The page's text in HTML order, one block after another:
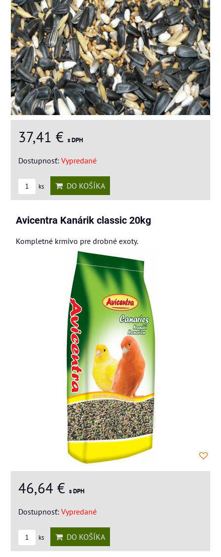
37,41 € s DPH
Dostupnosť: Vypredané
ks DO KOŠÍKA
Avicentra Kanárik classic 20kg
Kompletné krmivo pre drobné exoty.
46,64 € s DPH
Dostupnosť: Vypredané
ks DO KOŠÍKA